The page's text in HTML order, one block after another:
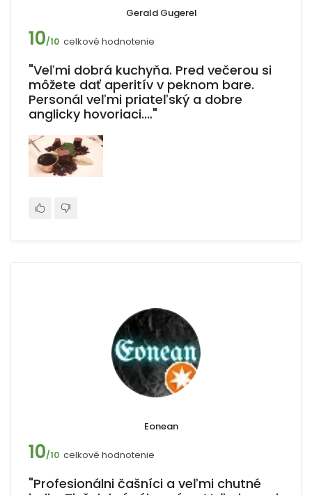
Gerald Gugerel
10/10 celkové hodnotenie
"Veľmi dobrá kuchyňa. Pred večerou si
môžete dať aperitív v peknom bare.
Personál veľmi priateľský a dobre
anglicky hovoriaci.…"
Eonean
10/10 celkové hodnotenie
"Profesionálni čašníci a veľmi chutné